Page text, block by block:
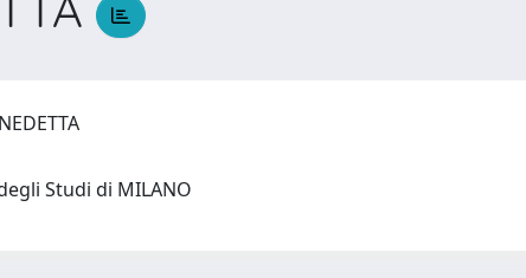
Studi di MILANO